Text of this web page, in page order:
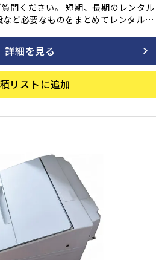
問ください。 短期、長期のレンタル
ど必要なものをまとめてレンタル
詳細を見る
リストに追加